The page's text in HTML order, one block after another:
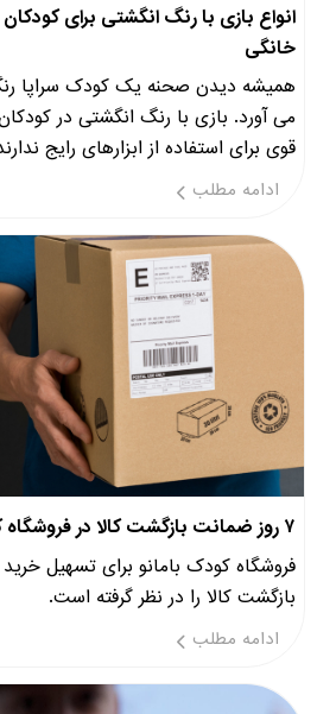
انواع بازی با رنگ انگشتی برای
خانگی
همیشه دیدن صحنه یک کودک سراپا
می آورد. بازی با رنگ انگشتی در
قوی برای استفاده از ابزارهای رایج
ادامه مطلب
۷ روز ضمانت بازگشت کالا در فروشگاه کودک بامانو
بازگشت کالا را در نظر گرفته است.
ادامه مطلب